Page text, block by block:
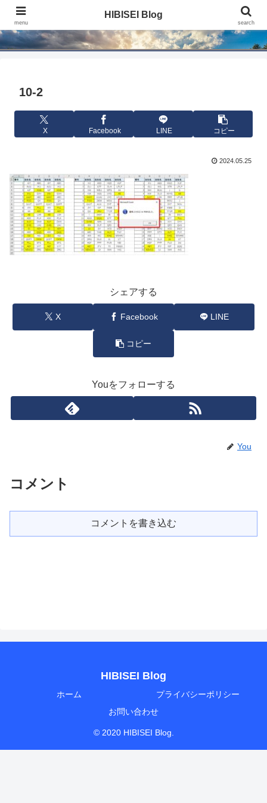
HIBISEI Blog
10-2
X Facebook LINE コピー
2024.05.25
シェアする
X Facebook LINE
コピー
Youをフォローする
You
コメント
コメントを書き込む
HIBISEI Blog
ホーム
プライバシーポリシー
お問い合わせ
© 2020 HIBISEI Blog.
menu
HIBISEI Blog
search